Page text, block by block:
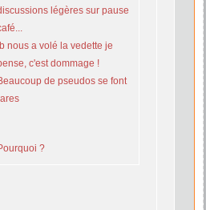
légères sur pause
nous a volé la vedette je
c'est dommage !
de pseudos se font
?